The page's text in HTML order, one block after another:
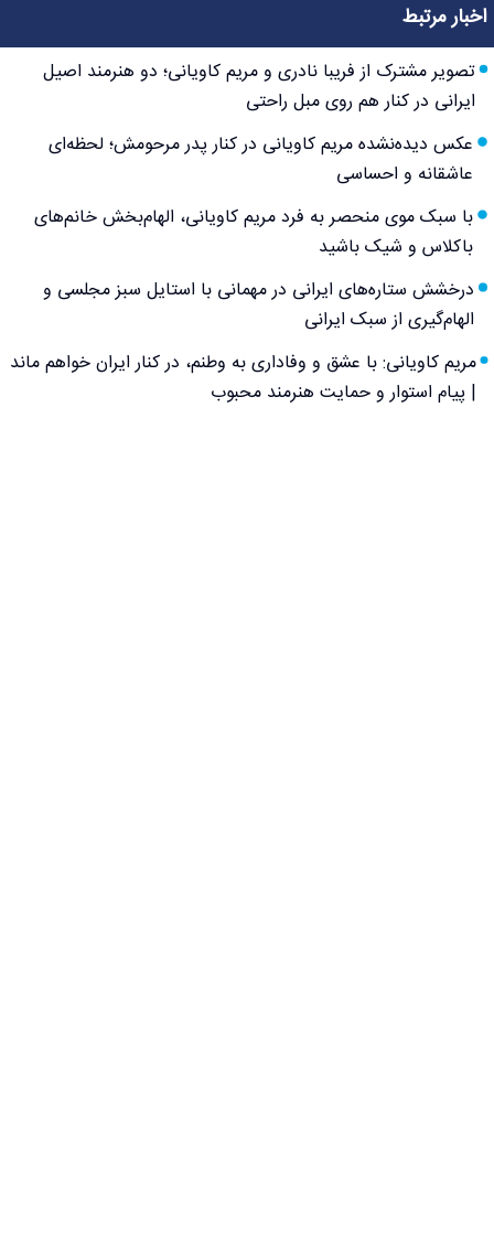
اخبار مرتبط
تصویر مشترک از فریبا نادری و مریم کاویانی؛ دو هنرمند اصیل
ایرانی در کنار هم روی مبل راحتی
عکس دیده‌نشده مریم کاویانی در کنار پدر مرحومش؛ لحظه‌ای
عاشقانه و احساسی
با سبک موی منحصر به فرد مریم کاویانی، الهام‌بخش خانم‌های
باکلاس و شیک باشید
درخشش ستاره‌های ایرانی در مهمانی با استایل سبز مجلسی و
الهام‌گیری از سبک ایرانی
مریم کاویانی: با عشق و وفاداری به وطنم، در کنار ایران خواهم ماند
| پیام استوار و حمایت هنرمند محبوب